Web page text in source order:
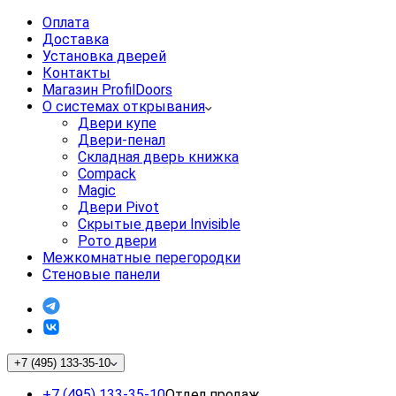
Оплата
Доставка
Установка дверей
Контакты
Магазин ProfilDoors
О системах открывания
Двери купе
Двери-пенал
Складная дверь книжка
Compack
Magic
Двери Pivot
Скрытые двери Invisible
Рото двери
Межкомнатные перегородки
Стеновые панели
+7 (495) 133-35-10